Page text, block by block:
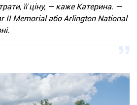
її ціну, — каже Катерина. —
II Memorial або Arlington National